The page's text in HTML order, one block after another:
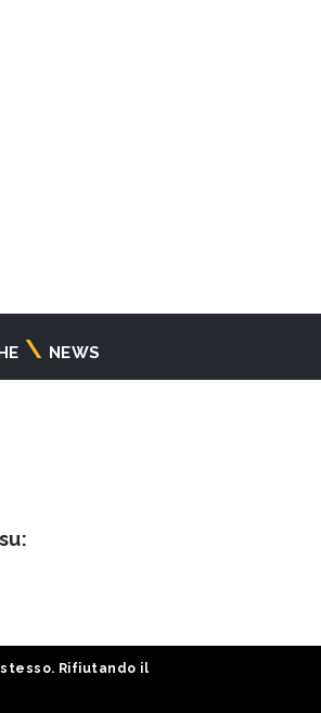
NEWS
Rifiutando il